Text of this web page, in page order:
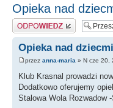
Opieka nad
Odpowiedz
Opieka nad dziecmi
przez anna-maria » N cze 20,
Klub Krasnal prowadzi
Dodatkowo oferujemy
Stalowa Wola Rozwadow